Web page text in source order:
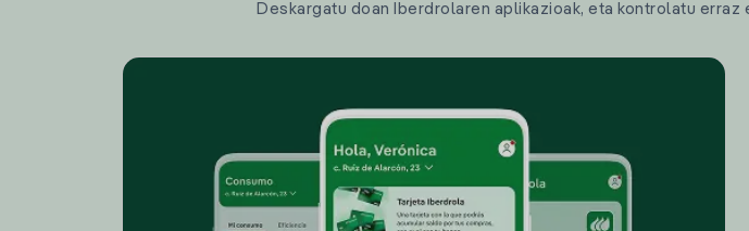
Deskargatu doan Iberdrolaren aplikazioak, eta kontrolatu